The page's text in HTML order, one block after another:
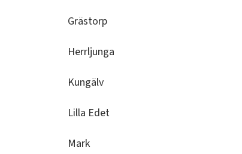
Grästorp
Herrljunga
Kungälv
Lilla Edet
Mark